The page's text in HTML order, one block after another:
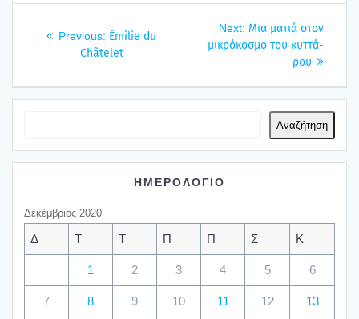
άρθρων
Previous: Previous
post:
Émilie du
Châtelet
Next: Next
post:
Μια ματιά στον
μικρό­κο­σμο του κυτ­τά­
ρου
Αναζήτηση
ΗΜΕΡΟΛΟΓΙΟ
Δεκέμβριος 2020
Δ Τ Τ Π Π Σ Κ
1 2 3 4 5 6
7 8 9 10 11 12 13